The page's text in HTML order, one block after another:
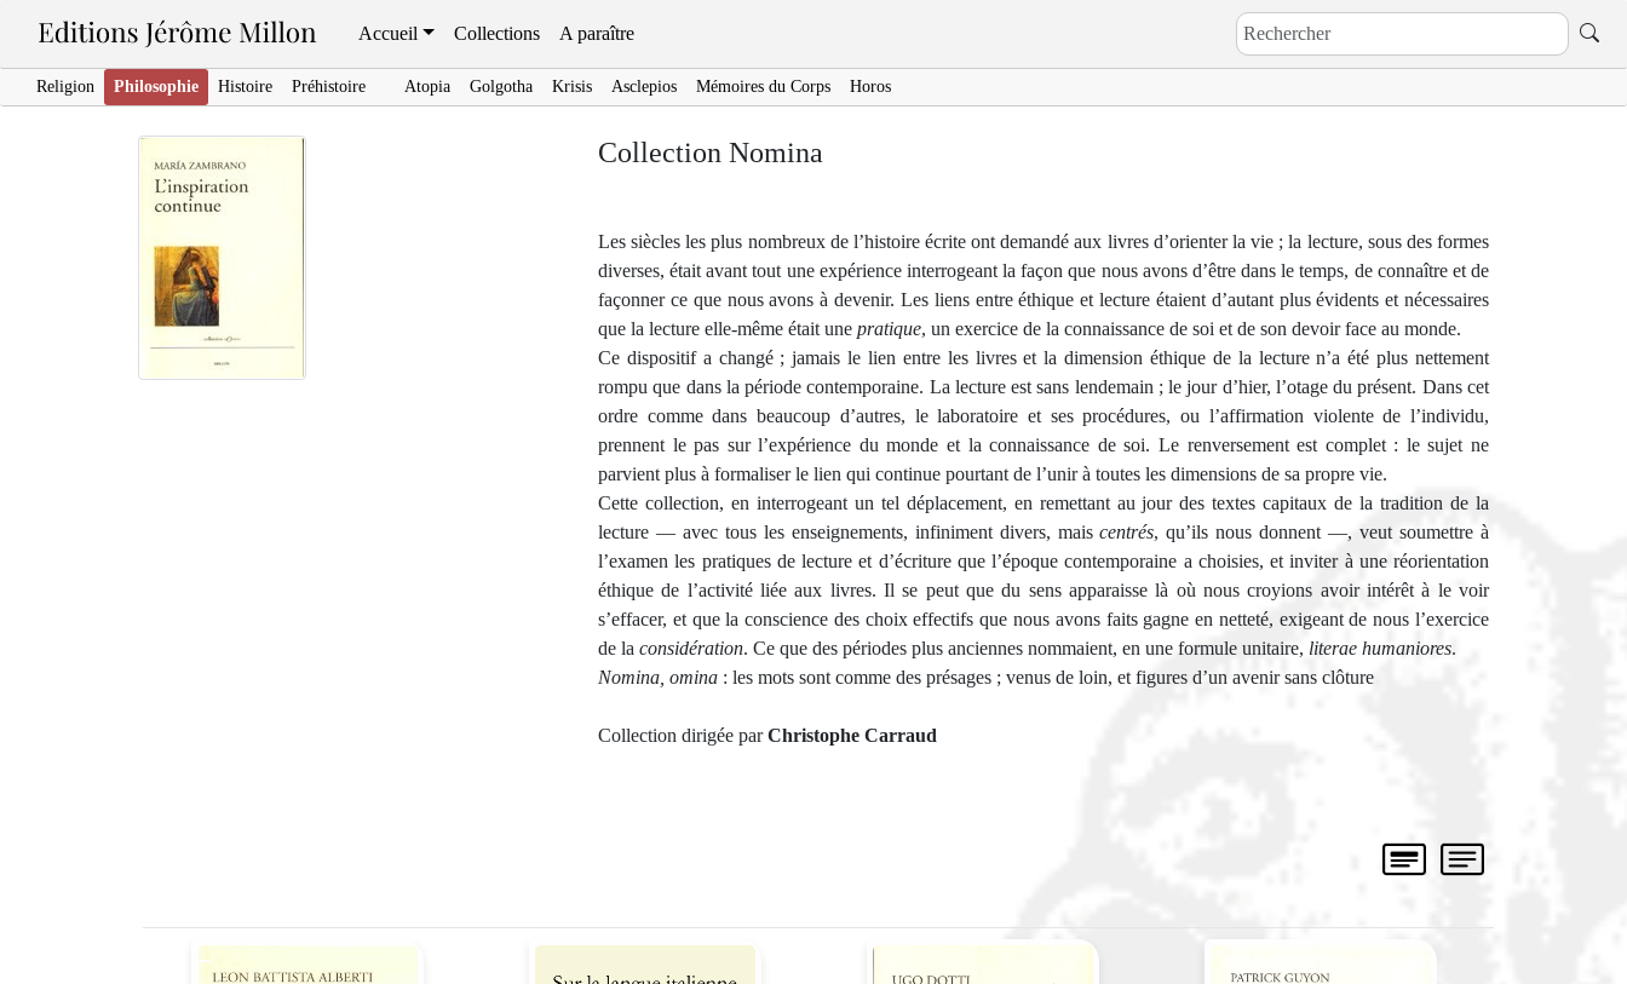
Accueil Collections A paraître
Religion Philosophie Histoire Préhistoire Atopia Golgotha Krisis Asclepios Mémoires du Corps Horos
Collection Nomina
Les siècles les plus nombreux de l’histoire écrite ont demandé aux livres d’orienter la vie ; la lecture, sous des formes
diverses, était avant tout une expérience interrogeant la façon que nous avons d’être dans le temps, de connaître et de
façonner ce que nous avons à devenir. Les liens entre éthique et lecture étaient d’autant plus évidents et nécessaires
que la lecture elle-même était une pratique, un exercice de la connaissance de soi et de son devoir face au monde.
Ce dispositif a changé ; jamais le lien entre les livres et la dimension éthique de la lecture n’a été plus nettement
rompu que dans la période contemporaine. La lecture est sans lendemain ; le jour d’hier, l’otage du présent. Dans cet
ordre comme dans beaucoup d’autres, le laboratoire et ses procédures, ou l’affirmation violente de l’individu,
prennent le pas sur l’expérience du monde et la connaissance de soi. Le renversement est complet : le sujet ne
parvient plus à formaliser le lien qui continue pourtant de l’unir à toutes les dimensions de sa propre vie.
Cette collection, en interrogeant un tel déplacement, en remettant au jour des textes capitaux de la tradition de la
lecture — avec tous les enseignements, infiniment divers, maiscentrés, qu’ils nous donnent —, veut soumettre à
l’examen les pratiques de lecture et d’écriture que l’époque contemporaine a choisies, et inviter à une réorientation
éthique de l’activité liée aux livres. Il se peut que du sens apparaisse là où nous croyions avoir intérêt à le voir
s’effacer, et que la conscience des choix effectifs que nous avons faits gagne en netteté, exigeant de nous l’exercice
de la considération. Ce que des périodes plus anciennes nommaient, en une formule unitaire, literae humaniores.
Nomina, omina : les mots sont comme des présages ; venus de loin, et figures d’un avenir sans clôture
Collection dirigée parChristophe Carraud